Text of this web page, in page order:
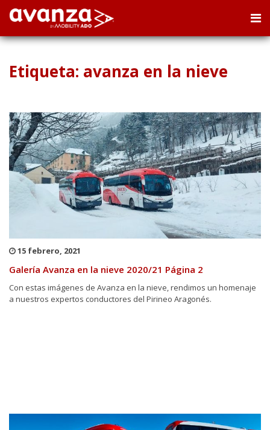
Etiqueta: avanza en la nieve
15 febrero, 2021
Galería Avanza en la nieve 2020/21 Página 2
Con estas imágenes de Avanza en la nieve, rendimos un homenaje
a nuestros expertos conductores del Pirineo Aragonés.